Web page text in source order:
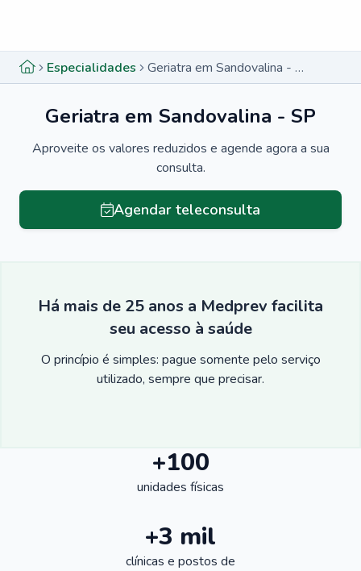
Especialidades Geriatra em Sandovalina - SP
Geriatra em Sandovalina - SP
Aproveite os valores reduzidos e agende agora a sua
consulta.
Agendar teleconsulta
Há mais de 25 anos a Medprev facilita
seu acesso à saúde
O princípio é simples: pague somente pelo serviço
utilizado, sempre que precisar.
+100
unidades físicas
+3 mil
clínicas e postos de